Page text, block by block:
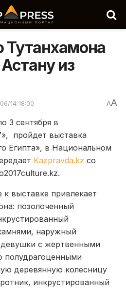
из
14 18:00 AA
3 сентября в
пройдет выставка
Египта», в Национальном
Kazpravda.kz со
выставке привлекает
позолоченный
наружный
девушки с жертвенными
полудрагоценными
деревянную колесницу
инкрустированный